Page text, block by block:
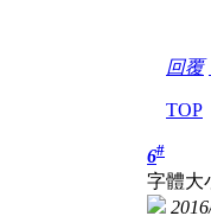
回覆
TOP
6#
字體大